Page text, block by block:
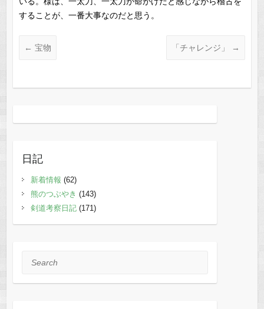
することが、一番大事なのだと思う。
← 宝物 「チャレンジ」 →
日記
新着情報 (62)
熊のつぶやき (143)
剣道考察日記(171)
Search